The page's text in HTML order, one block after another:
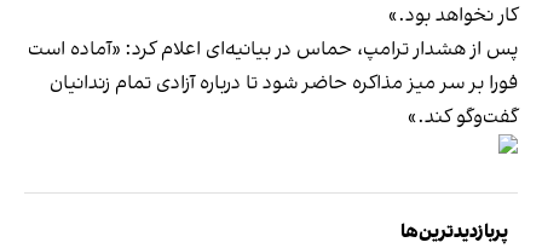
کار نخواهد بود.»
پس از هشدار ترامپ، حماس در بیانیه‌ای اعلام کرد: «آماده است
فورا بر سر میز مذاکره حاضر شود تا درباره آزادی تمام زندانیان
گفت‌وگو کند.»
پربازدیدترین‌ها